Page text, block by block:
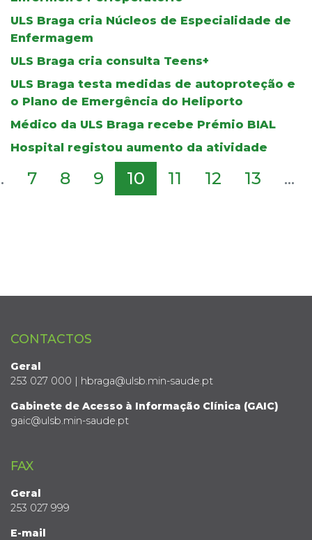
ULS Braga cria Núcleos de Especialidade de
Enfermagem
ULS Braga cria consulta Teens+
ULS Braga testa medidas de autoproteção e
o Plano de Emergência do Heliporto
Médico da ULS Braga recebe Prémio BIAL
Hospital registou aumento da atividade
7 8 9 10 11 12 13 ...
CONTACTOS
Geral
253 027 000 | hbraga@ulsb.min-saude.pt
Gabinete de Acesso à Informação Clínica (GAIC)
gaic@ulsb.min-saude.pt
FAX
Geral
253 027 999
E-mail